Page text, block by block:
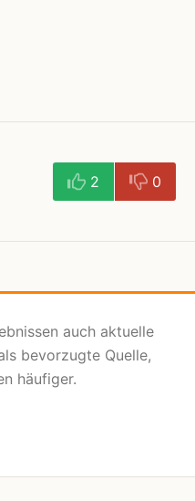
2 0
auch aktuelle
bevorzugte Quelle,
häufiger.